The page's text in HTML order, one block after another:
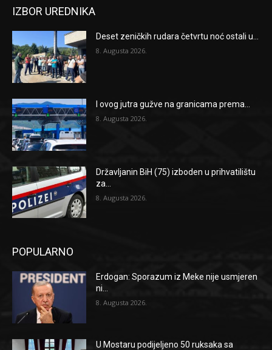
IZBOR UREDNIKA
Deset zeničkih rudara četvrtu noć ostali u...
8. Augusta 2026.
I ovog jutra gužve na granicama prema...
8. Augusta 2026.
Državljanin BiH (75) izboden u prihvatilištu
za...
8. Augusta 2026.
POPULARNO
Erdogan: Sporazum iz Meke nije usmjeren
ni...
8. Augusta 2026.
U Mostaru podijeljeno 50 ruksaka sa